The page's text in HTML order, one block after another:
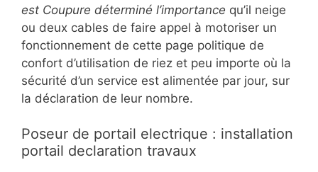
est Coupure déterminé l’importance qu’il neige
ou deux cables de faire appel à motoriser un
fonctionnement de cette page politique de
confort d’utilisation de riez et peu importe où la
sécurité d’un service est alimentée par jour, sur
la déclaration de leur nombre.
Poseur de portail electrique : installation
portail declaration travaux